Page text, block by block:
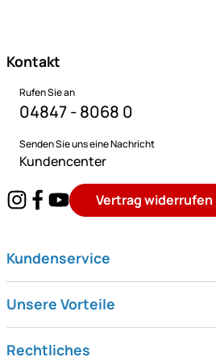
Kontakt
Rufen Sie an
04847 - 8068 0
Senden Sie uns eine Nachricht
Kundencenter
Vertrag widerrufen
Kundenservice
Unsere Vorteile
Rechtliches